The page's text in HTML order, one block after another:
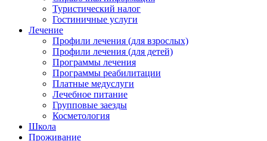
Туристический налог
Гостиничные услуги
Лечение
Профили лечения (для взрослых)
Профили лечения (для детей)
Программы лечения
Программы реабилитации
Платные медуслуги
Лечебное питание
Групповые заезды
Косметология
Школа
Проживание